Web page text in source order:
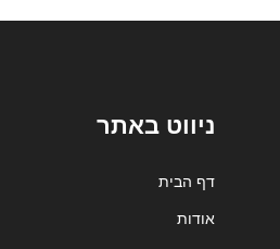
ניווט באתר
דף הבית
אודות